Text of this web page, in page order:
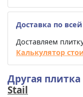
Доставка по
Доставляем
Калькулятор
Другая
Stail